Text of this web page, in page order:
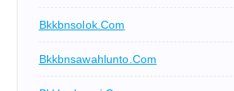
Bkkbnsolok.com
Bkkbnsawahlunto.com